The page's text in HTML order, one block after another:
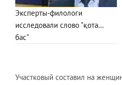
Эксперты-филологи
исследовали слово "қота…
бас"
Участковый составил на